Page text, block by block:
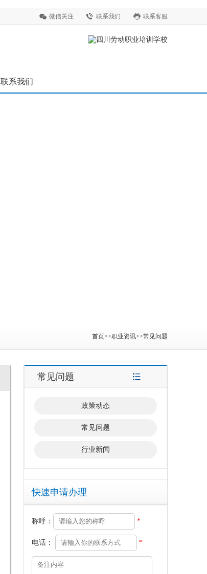
微信关注 联系我们 联系客服
联系我们
首页>>职业资讯>>常见问题
常见问题
政策动态
常见问题
行业新闻
快速申请办理
称呼： *
电话： *